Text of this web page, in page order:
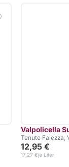
Valpolicella
Tenute Falezza,
12,95 €
je Liter
17,27 €